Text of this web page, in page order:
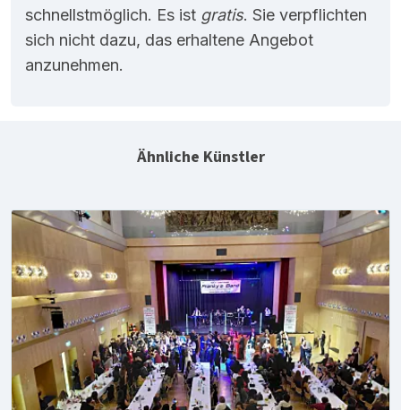
schnellstmöglich. Es ist gratis. Sie verpflichten
sich nicht dazu, das erhaltene Angebot
anzunehmen.
Ähnliche Künstler